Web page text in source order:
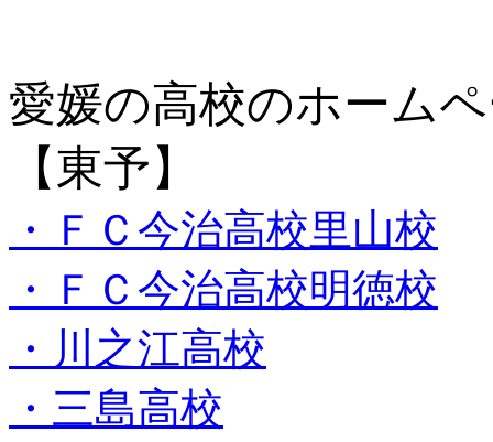
愛媛の高校のホーム
【東予】
・ＦＣ今治高校里山校
・ＦＣ今治高校明徳校
・川之江高校
・三島高校